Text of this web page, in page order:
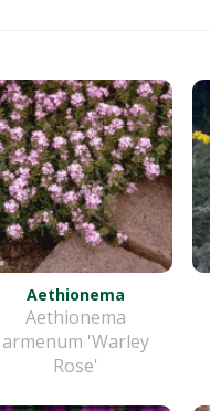
Aethionema
Aethionema
armenum 'Warley
Rose'